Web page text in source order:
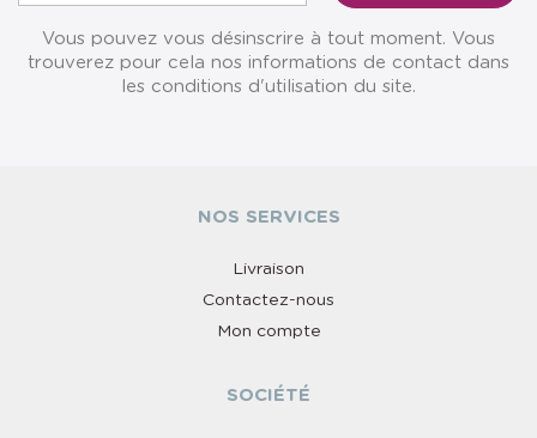
Vous pouvez vous désinscrire à tout moment. Vous
trouverez pour cela nos informations de contact dans
les conditions d'utilisation du site.
NOS SERVICES
Livraison
Contactez-nous
Mon compte
SOCIÉTÉ